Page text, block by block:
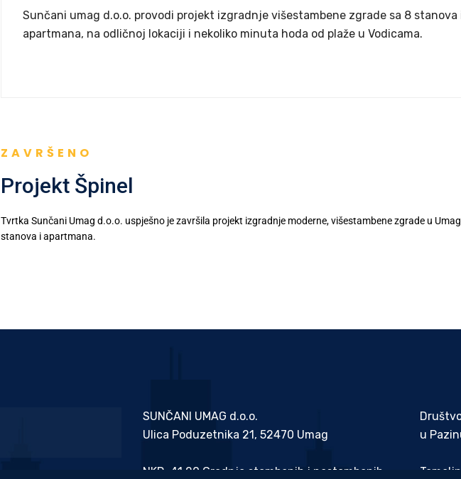
Sunčani umag d.o.o. provodi projekt izgradnje višestambene zgrade sa 8 stanova
apartmana, na odličnoj lokaciji i nekoliko minuta hoda od plaže u Vodicama.
ZAVRŠENO
Projekt Špinel
Tvrtka Sunčani Umag d.o.o. uspješno je završila projekt izgradnje moderne, višestambene zgrade u
stanova i apartmana.
SUNČANI UMAG d.o.o.
Ulica Poduzetnika 21, 52470 Umag
NKD: 41.20 Gradnja stambenih i nestambenih
u